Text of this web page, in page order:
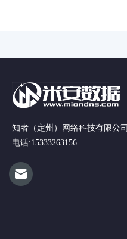
知者（定州）网络科技有限公司
电话:15333263156